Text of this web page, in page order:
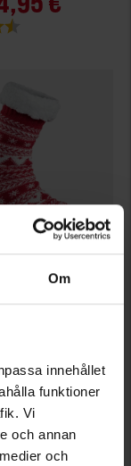
Om
innehållet
funktioner
Vi
och annan
och